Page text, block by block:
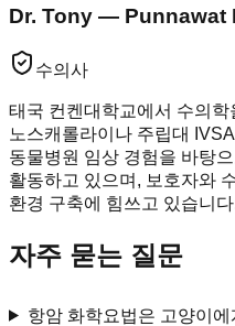
Dr. Tony — Punnawat
수의사
태국 컨켄대학교에서 수의
노스캐롤라이나 주립대
동물병원 임상 경험을 바탕
활동하고 있으며, 보호자와
환경 구축에 힘쓰고 있습니
자주 묻는 질문
항암 화학요법은 고양이